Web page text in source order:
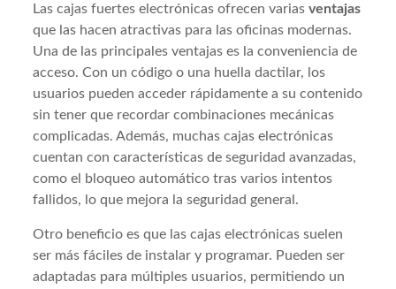
Las cajas fuertes electrónicas ofrecen variasventajas
que las hacen atractivas para las oficinas modernas.
Una de las principales ventajas es la conveniencia de
acceso. Con un código o una huella dactilar, los
usuarios pueden acceder rápidamente a su contenido
sin tener que recordar combinaciones mecánicas
complicadas. Además, muchas cajas electrónicas
cuentan con características de seguridad avanzadas,
como el bloqueo automático tras varios intentos
fallidos, lo que mejora la seguridad general.
Otro beneficio es que las cajas electrónicas suelen
ser más fáciles de instalar y programar. Pueden ser
adaptadas para múltiples usuarios, permitiendo un